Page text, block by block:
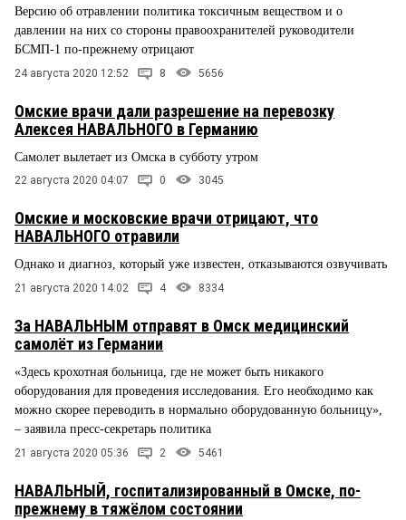
Версию об отравлении политика токсичным веществом и о
давлении на них со стороны правоохранителей руководители
БСМП-1 по-прежнему отрицают
24 августа 2020 12:52 8 5656
Омские врачи дали разрешение на перевозку
Алексея НАВАЛЬНОГО в Германию
Самолет вылетает из Омска в субботу утром
22 августа 2020 04:07 0 3045
Омские и московские врачи отрицают, что
НАВАЛЬНОГО отравили
Однако и диагноз, который уже известен, отказываются озвучивать
21 августа 2020 14:02 4 8334
За НАВАЛЬНЫМ отправят в Омск медицинский
самолёт из Германии
«Здесь крохотная больница, где не может быть никакого
оборудования для проведения исследования. Его необходимо как
можно скорее переводить в нормально оборудованную больницу»,
– заявила пресс-секретарь политика
21 августа 2020 05:36 2 5461
НАВАЛЬНЫЙ, госпитализированный в Омске, по-
прежнему в тяжёлом состоянии